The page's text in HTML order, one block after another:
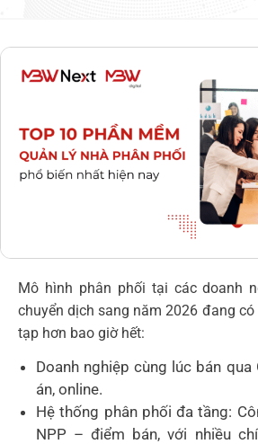
Mô hình phân phối tại các doanh
chuyển dịch sang năm 2026 đang
tạp hơn bao giờ hết:
Doanh nghiệp cùng lúc bán qua
án, online.
Hệ thống phân phối đa tầng:
NPP – điểm bán, với nhiều